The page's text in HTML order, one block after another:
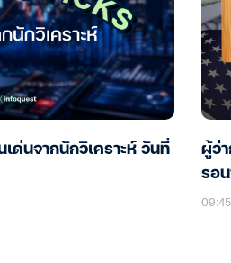
เด่นจากนักวิเคราะห์ วันที่
ผู้ว่
รอ